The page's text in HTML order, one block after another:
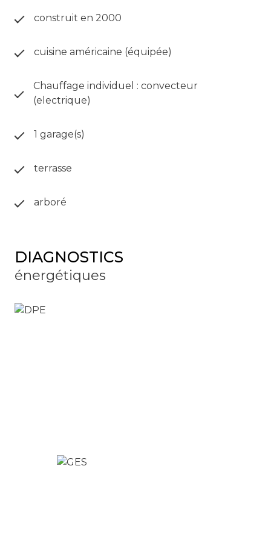
construit en 2000
cuisine américaine (équipée)
Chauffage individuel : convecteur
(electrique)
1 garage(s)
terrasse
arboré
DIAGNOSTICS
énergétiques